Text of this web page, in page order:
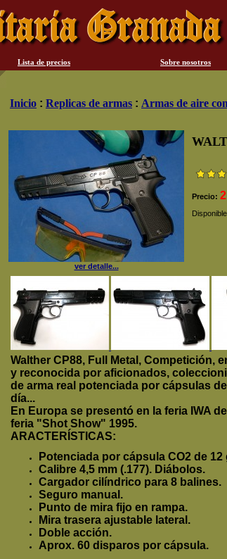
Lista de precios Sobre nosotros
Inicio : Replicas de armas : Armas de aire
ver detalle...
Precio:
Walther CP88, Full Metal, Competición,
y reconocida por aficionados,
de arma real potenciada por cápsulas
día...
En Europa se presentó en la feria IWA
feria "Shot Show" 1995.
ARACTERÍSTICAS:
Potenciada por cápsula CO2 de 12
Calibre 4,5 mm (.177). Diábolos.
Cargador cilíndrico para 8 balines.
Seguro manual.
Punto de mira fijo en rampa.
Mira trasera ajustable lateral.
Doble acción.
Aprox. 60 disparos por cápsula.